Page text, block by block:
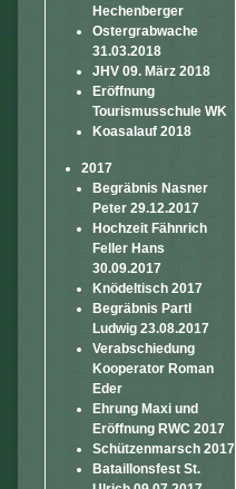
Hechenberger
Ostergrabwache
31.03.2018
JHV 09. März 2018
Eröffnung
Tourismusschule WK
Koasalauf 2018
2017
Begräbnis Nasner
Peter 29.12.2017
Hochzeit Fähnrich
Feller Hans
30.09.2017
Knödeltisch 2017
Begräbnis Partl
Ludwig 23.08.2017
Verabschiedung
Kooperator Roman
Eder
Ehrung Maxi und
Eröffnung RWC 2017
Schützenmarsch 2017
Bataillonsfest St.